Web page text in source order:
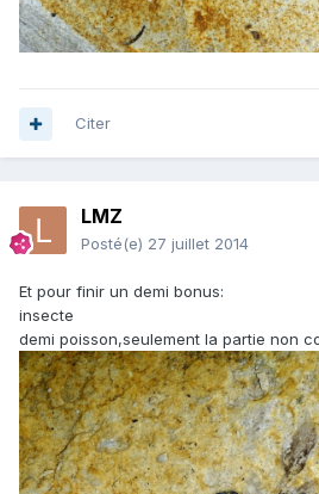
Citer
LMZ
Posté(e) 27 juillet 2014
Et pour finir un demi bonus:
insecte
demi poisson,seulement la partie non